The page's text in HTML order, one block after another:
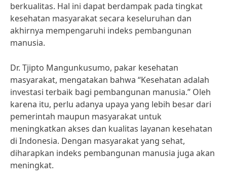
berkualitas. Hal ini dapat berdampak pada tingkat
kesehatan masyarakat secara keseluruhan dan
akhirnya mempengaruhi indeks pembangunan
manusia.
Dr. Tjipto Mangunkusumo, pakar kesehatan
masyarakat, mengatakan bahwa “Kesehatan adalah
investasi terbaik bagi pembangunan manusia.” Oleh
karena itu, perlu adanya upaya yang lebih besar dari
pemerintah maupun masyarakat untuk
meningkatkan akses dan kualitas layanan kesehatan
di Indonesia. Dengan masyarakat yang sehat,
diharapkan indeks pembangunan manusia juga akan
meningkat.